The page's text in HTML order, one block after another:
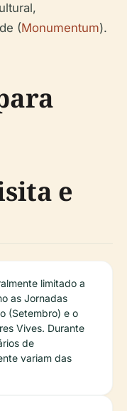
(Monumentum).
e
limitado a
as Jornadas
(Setembro) e o
Vives. Durante
de
variam das